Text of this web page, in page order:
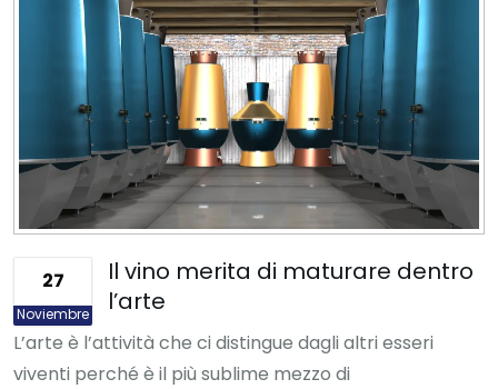
27
Noviembre
Il vino merita di maturare dentro
l’arte
L’arte è l’attività che ci distingue dagli altri esseri
viventi perché è il più sublime mezzo di